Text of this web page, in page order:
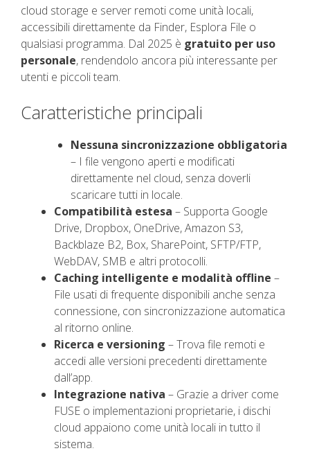
cloud storage e server remoti come unità locali,
accessibili direttamente da Finder, Esplora File o
qualsiasi programma. Dal 2025 è gratuito per uso
personale, rendendolo ancora più interessante per
utenti e piccoli team.
Caratteristiche principali
Nessuna sincronizzazione obbligatoria
– I file vengono aperti e modificati
direttamente nel cloud, senza doverli
scaricare tutti in locale.
Compatibilità estesa – Supporta Google
Drive, Dropbox, OneDrive, Amazon S3,
Backblaze B2, Box, SharePoint, SFTP/FTP,
WebDAV, SMB e altri protocolli.
Caching intelligente e modalità offline –
File usati di frequente disponibili anche senza
connessione, con sincronizzazione automatica
al ritorno online.
Ricerca e versioning – Trova file remoti e
accedi alle versioni precedenti direttamente
dall’app.
Integrazione nativa – Grazie a driver come
FUSE o implementazioni proprietarie, i dischi
cloud appaiono come unità locali in tutto il
sistema.